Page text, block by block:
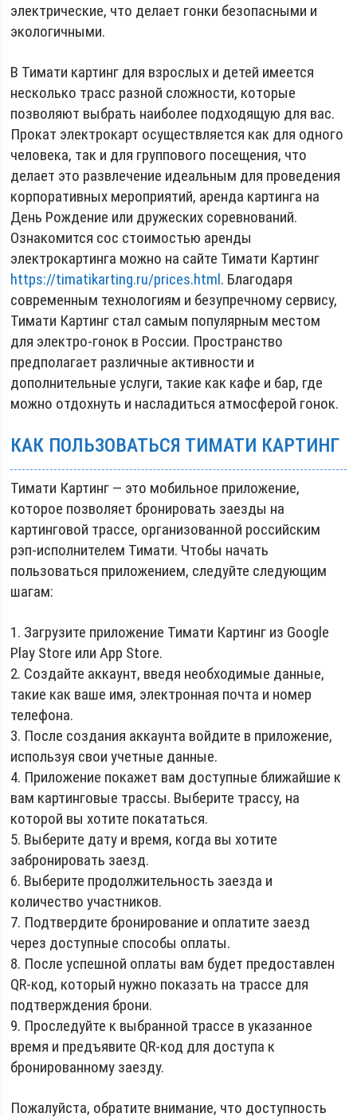
электрические, что делает гонки безопасными и
экологичными.
В Тимати картинг для взрослых и детей имеется
несколько трасс разной сложности, которые
позволяют выбрать наиболее подходящую для вас.
Прокат электрокарт осуществляется как для одного
человека, так и для группового посещения, что
делает это развлечение идеальным для проведения
корпоративных мероприятий, аренда картинга на
День Рождение или дружеских соревнований.
Ознакомится сос стоимостью аренды
электрокартинга можно на сайте Тимати Картинг
https://timatikarting.ru/prices.html. Благодаря
современным технологиям и безупречному сервису,
Тимати Картинг стал самым популярным местом
для электро-гонок в России. Пространство
предполагает различные активности и
дополнительные услуги, такие как кафе и бар, где
можно отдохнуть и насладиться атмосферой гонок.
КАК ПОЛЬЗОВАТЬСЯ ТИМАТИ КАРТИНГ
Тимати Картинг — это мобильное приложение,
которое позволяет бронировать заезды на
картинговой трассе, организованной российским
рэп-исполнителем Тимати. Чтобы начать
пользоваться приложением, следуйте следующим
шагам:
1. Загрузите приложение Тимати Картинг из Google
Play Store или App Store.
2. Создайте аккаунт, введя необходимые данные,
такие как ваше имя, электронная почта и номер
телефона.
3. После создания аккаунта войдите в приложение,
используя свои учетные данные.
4. Приложение покажет вам доступные ближайшие к
вам картинговые трассы. Выберите трассу, на
которой вы хотите покататься.
5. Выберите дату и время, когда вы хотите
забронировать заезд.
6. Выберите продолжительность заезда и
количество участников.
7. Подтвердите бронирование и оплатите заезд
через доступные способы оплаты.
8. После успешной оплаты вам будет предоставлен
QR-код, который нужно показать на трассе для
подтверждения брони.
9. Проследуйте к выбранной трассе в указанное
время и предъявите QR-код для доступа к
бронированному заезду.
Пожалуйста, обратите внимание, что доступность